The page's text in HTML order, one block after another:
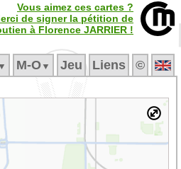
Vous aimez ces cartes ?
de signer la pétition de
à Florence JARRIER !
▼ M‑O ▼ Jeu Liens ©